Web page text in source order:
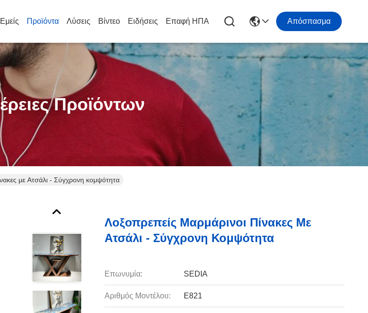
Προϊόντα Λύσεις Βίντεο Ειδήσεις Επαφή ΗΠΑ Απόσπασμα
Προϊόντων
με Ατσάλι - Σύγχρονη κομψότητα
Λοξοπρεπείς Μαρμάρινοι Πίνακες Με
Ατσάλι - Σύγχρονη Κομψότητα
Επωνυμία: SEDIA
Αριθμός Μοντέλου: Ε821